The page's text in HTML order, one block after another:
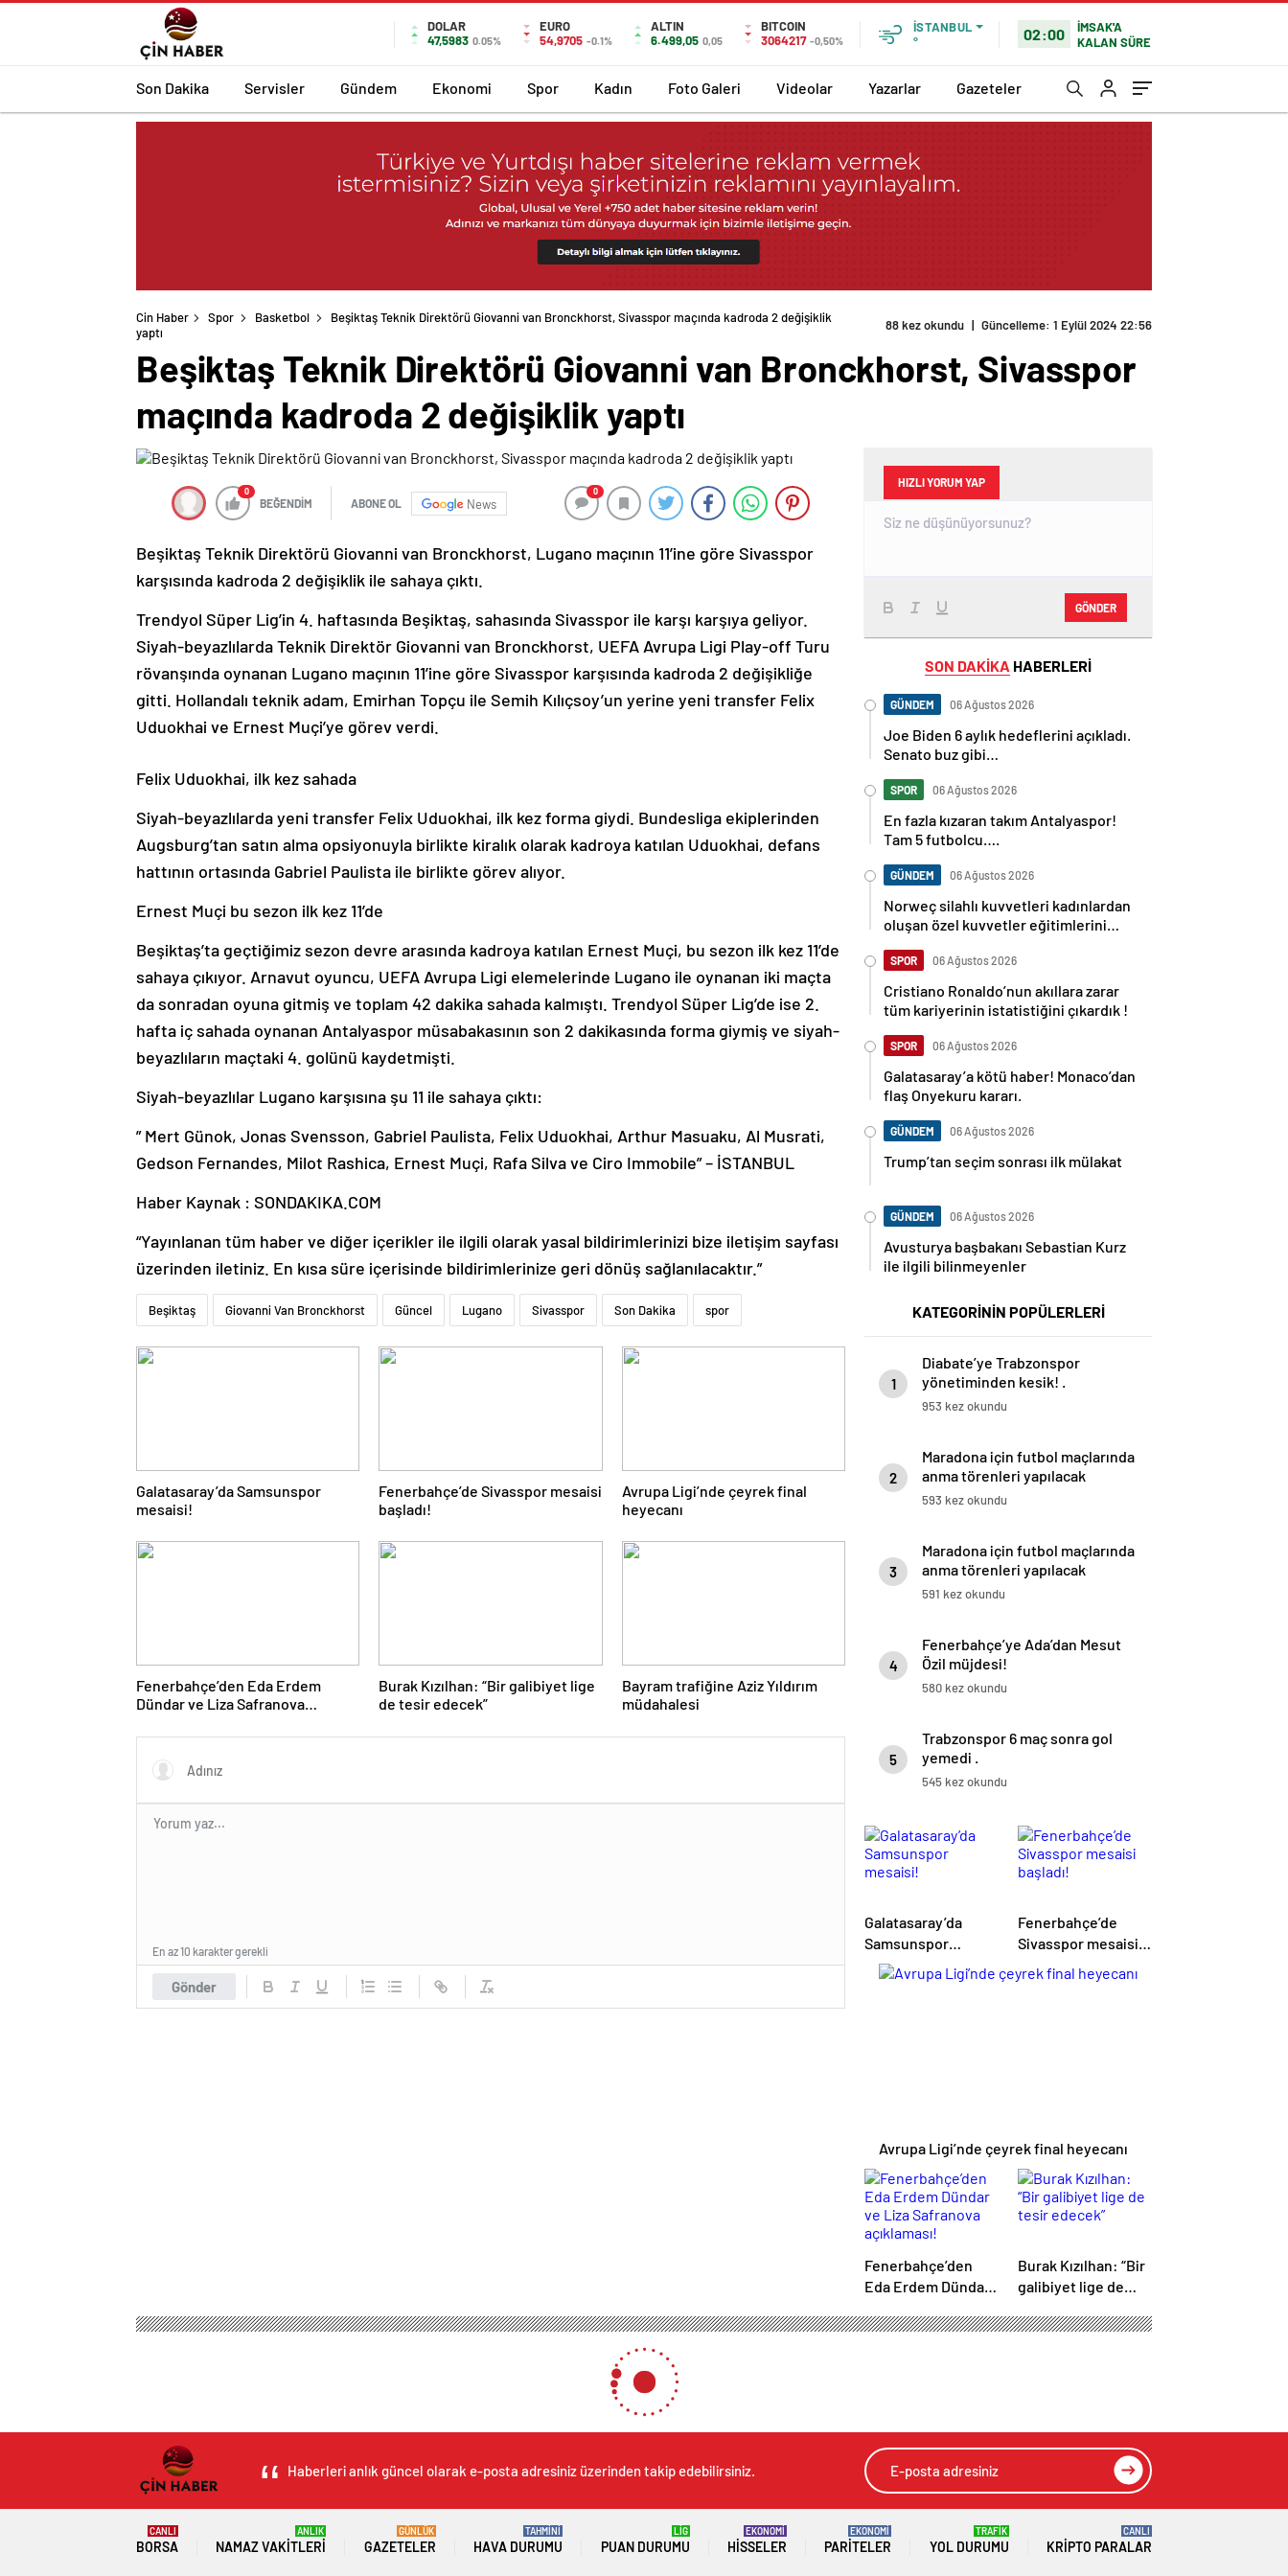
DOLAR
47,5983 0.05%
EURO
54,9705 -0.1%
ALTIN
6.499,05 0,05
BITCOIN
3064217 -0,50%
İSTANBUL
°
02:00
İMSAK'A
KALAN SÜRE
Son Dakika Servisler Gündem Ekonomi Spor Kadın Foto Galeri Videolar Yazarlar Gazeteler
Cin Haber Spor Basketbol
Beşiktaş Teknik Direktörü Giovanni van Bronckhorst, Sivasspor maçında kadroda 2 değişiklik
yaptı
88 kez okundu | Güncelleme: 1 Eylül 2024 22:56
Beşiktaş Teknik Direktörü Giovanni van Bronckhorst, Sivasspor
maçında kadroda 2 değişiklik yaptı
0
BEĞENDİM ABONE OL News
0
Beşiktaş Teknik Direktörü Giovanni van Bronckhorst, Lugano maçının 11’ine göre Sivasspor
karşısında kadroda 2 değişiklik ile sahaya çıktı.
Trendyol Süper Lig’in 4. haftasında Beşiktaş, sahasında Sivasspor ile karşı karşıya geliyor.
Siyah-beyazlılarda Teknik Direktör Giovanni van Bronckhorst, UEFA Avrupa Ligi Play-off Turu
rövanşında oynanan Lugano maçının 11’ine göre Sivasspor karşısında kadroda 2 değişikliğe
gitti. Hollandalı teknik adam, Emirhan Topçu ile Semih Kılıçsoy’un yerine yeni transfer Felix
Uduokhai ve Ernest Muçi’ye görev verdi.
Felix Uduokhai, ilk kez sahada
Siyah-beyazlılarda yeni transfer Felix Uduokhai, ilk kez forma giydi. Bundesliga ekiplerinden
Augsburg’tan satın alma opsiyonuyla birlikte kiralık olarak kadroya katılan Uduokhai, defans
hattının ortasında Gabriel Paulista ile birlikte görev alıyor.
Ernest Muçi bu sezon ilk kez 11’de
Beşiktaş’ta geçtiğimiz sezon devre arasında kadroya katılan Ernest Muçi, bu sezon ilk kez 11’de
sahaya çıkıyor. Arnavut oyuncu, UEFA Avrupa Ligi elemelerinde Lugano ile oynanan iki maçta
da sonradan oyuna gitmiş ve toplam 42 dakika sahada kalmıştı. Trendyol Süper Lig’de ise 2.
hafta iç sahada oynanan Antalyaspor müsabakasının son 2 dakikasında forma giymiş ve siyah-
beyazlıların maçtaki 4. golünü kaydetmişti.
Siyah-beyazlılar Lugano karşısına şu 11 ile sahaya çıktı:
” Mert Günok, Jonas Svensson, Gabriel Paulista, Felix Uduokhai, Arthur Masuaku, Al Musrati,
Gedson Fernandes, Milot Rashica, Ernest Muçi, Rafa Silva ve Ciro Immobile” – İSTANBUL
Haber Kaynak : SONDAKIKA.COM
“Yayınlanan tüm haber ve diğer içerikler ile ilgili olarak yasal bildirimlerinizi bize iletişim sayfası
üzerinden iletiniz. En kısa süre içerisinde bildirimlerinize geri dönüş sağlanılacaktır.”
Beşiktaş Giovanni Van Bronckhorst Güncel Lugano Sivasspor Son Dakika spor
Galatasaray’da Samsunspor
mesaisi!
Fenerbahçe’de Sivasspor mesaisi
başladı!
Avrupa Ligi’nde çeyrek final
heyecanı
Fenerbahçe’den Eda Erdem
Dündar ve Liza Safranova
Burak Kızılhan: “Bir galibiyet lige
de tesir edecek”
Bayram trafiğine Aziz Yıldırım
müdahalesi
Gönder
En az 10 karakter gerekli
HIZLI YORUM YAP
GÖNDER
SON DAKİKA HABERLERİ
GÜNDEM 06 Ağustos 2026
Joe Biden 6 aylık hedeflerini açıkladı.
Senato buz gibi…
SPOR 06 Ağustos 2026
En fazla kızaran takım Antalyaspor!
Tam 5 futbolcu….
GÜNDEM 06 Ağustos 2026
Norweç silahlı kuvvetleri kadınlardan
oluşan özel kuvvetler eğitimlerini
SPOR 06 Ağustos 2026
Cristiano Ronaldo’nun akıllara zarar
tüm kariyerinin istatistiğini çıkardık !
SPOR 06 Ağustos 2026
Galatasaray’a kötü haber! Monaco’dan
flaş Onyekuru kararı.
GÜNDEM 06 Ağustos 2026
Trump’tan seçim sonrası ilk mülakat
GÜNDEM 06 Ağustos 2026
Avusturya başbakanı Sebastian Kurz
ile ilgili bilinmeyenler
KATEGORİNİN POPÜLERLERİ
1
Diabate’ye Trabzonspor
yönetiminden kesik! .
953 kez okundu
2
Maradona için futbol maçlarında
anma törenleri yapılacak
593 kez okundu
3
Maradona için futbol maçlarında
anma törenleri yapılacak
591 kez okundu
4
Fenerbahçe’ye Ada’dan Mesut
Özil müjdesi!
580 kez okundu
5
Trabzonspor 6 maç sonra gol
yemedi .
545 kez okundu
Galatasaray’da
Samsunspor
mesaisi!
Fenerbahçe’de
Sivasspor mesaisi
başladı!
Avrupa Ligi’nde çeyrek final heyecanı
Fenerbahçe’den
Eda Erdem Dündar
açıklaması!
Burak Kızılhan: “Bir
galibiyet lige de
Haberleri anlık güncel olarak e-posta adresiniz üzerinden takip edebilirsiniz.
BORSA
CANLI
NAMAZ VAKITLERI
ANLIK
GAZETELER
GÜNLÜK
HAVA DURUMU
TAHMİNİ
PUAN DURUMU
LİG
HISSELER
EKONOMİ
PARITELER
EKONOMİ
YOL DURUMU
TRAFİK
KRIPTO PARALAR
CANLI